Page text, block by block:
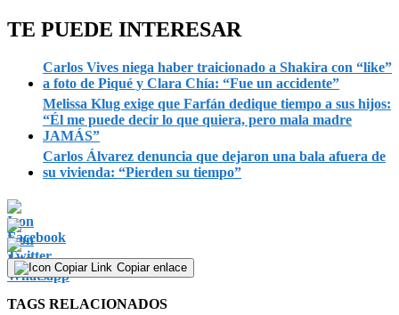
TE PUEDE INTERESAR
Carlos Vives niega haber traicionado a Shakira con “like”
a foto de Piqué y Clara Chía: “Fue un accidente”
Melissa Klug exige que Farfán dedique tiempo a sus hijos:
“Él me puede decir lo que quiera, pero mala madre
JAMÁS”
Carlos Álvarez denuncia que dejaron una bala afuera de
su vivienda: “Pierden su tiempo”
Copiar enlace
TAGS RELACIONADOS